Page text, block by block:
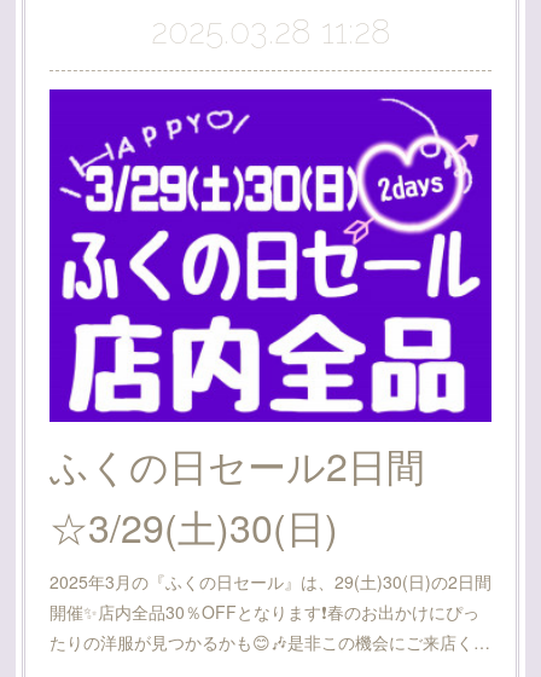
2025.03.28 11:28
ふくの日セール2日間
☆3/29(土)30(日)
2025年3月の『ふくの日セール』は、29(土)30(日)の2日間
開催✨店内全品30％OFFとなります❗春のお出かけにぴっ
たりの洋服が見つかるかも😊🎶是非この機会にご来店く…